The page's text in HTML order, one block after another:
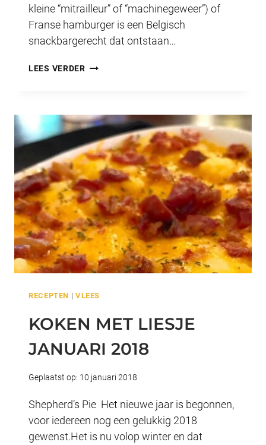
kleine “mitrailleur” of “machinegeweer”) of
Franse hamburger is een Belgisch
snackbargerecht dat ontstaan…
LEES VERDERFRANSE
RECEPTEN | VLEES
KOKEN MET LIESJE
JANUARI 2018
Geplaatst op: 10 januari 2018
Shepherd’s Pie Het nieuwe jaar is begonnen,
voor iedereen nog een gelukkig 2018
gewenst.Het is nu volop winter en dat